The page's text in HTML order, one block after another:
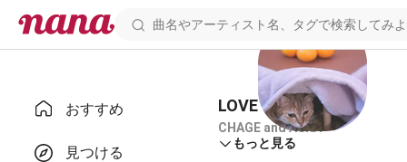
おすすめ
見つける
LOVE SONG こらぼ
CHAGE and ASKA
もっと見る